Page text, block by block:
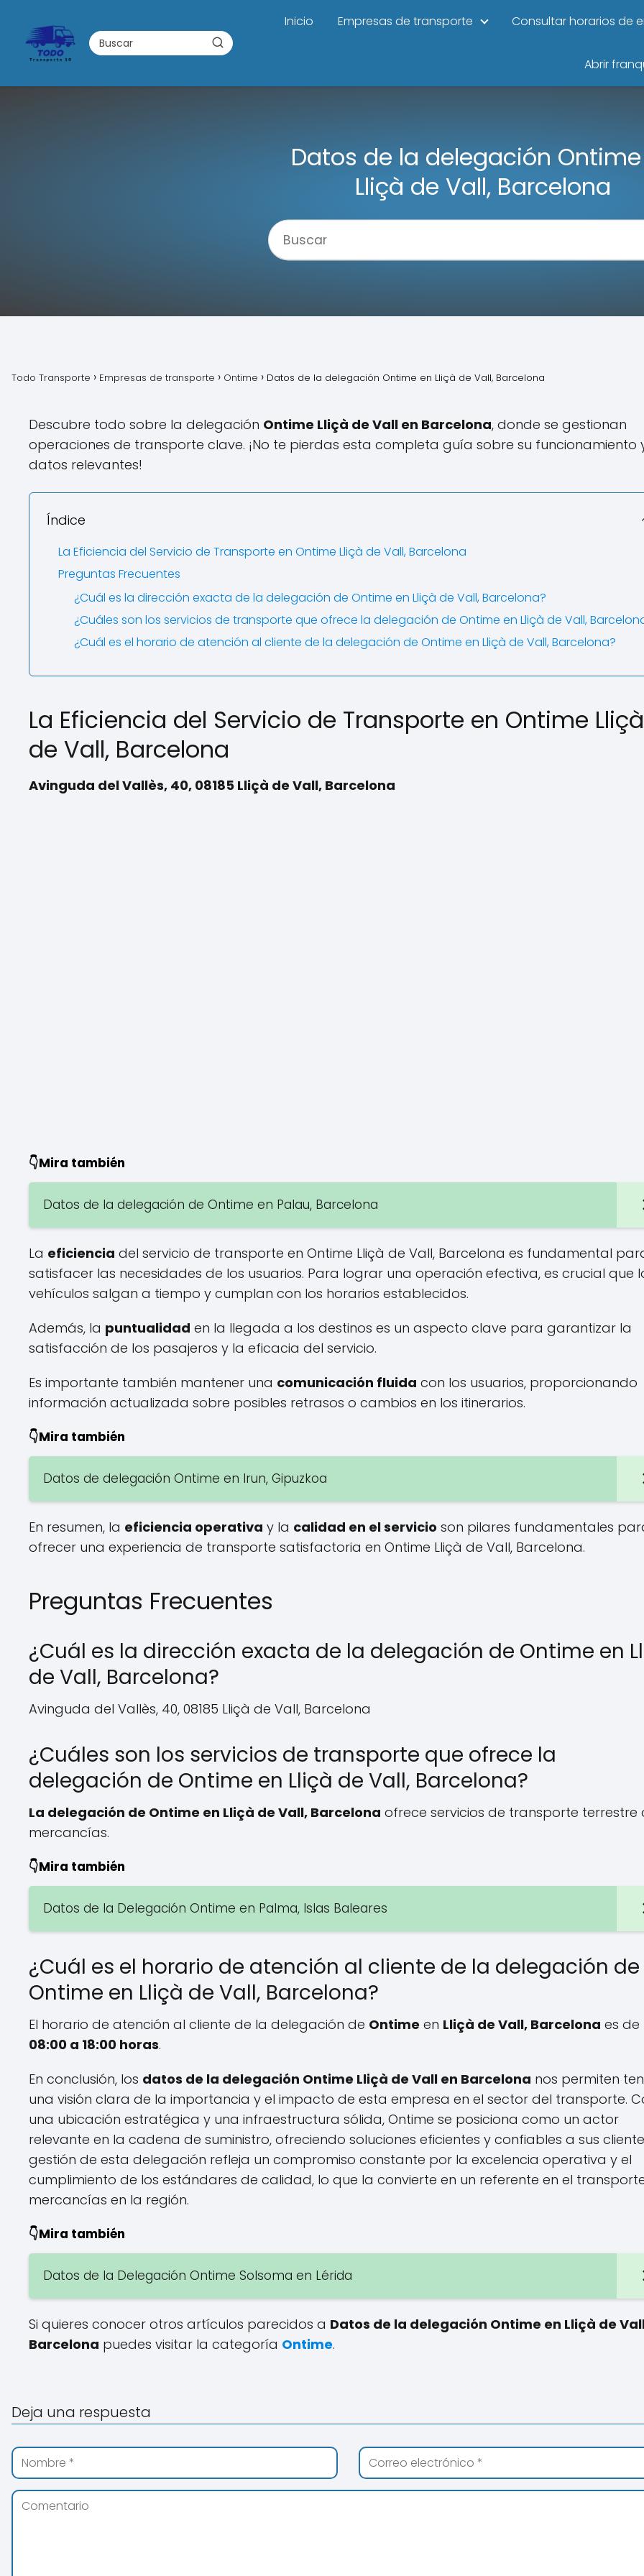
Inicio Empresas de transporte Consultar horarios de
Abrir
Datos de la delegación
Lliçà de Vall, Barcelona
Todo Transporte Empresas de transporte Ontime Datos de la delegación Ontime en Lliçà de Vall, Barcelona
Descubre todo sobre la delegación Ontime Lliçà de Vall en Barcelona, donde se gestionan
operaciones de transporte clave. ¡No te pierdas esta completa guía sobre su funcionamiento
datos relevantes!
Índice
La Eficiencia del Servicio de Transporte en Ontime Lliçà de Vall, Barcelona
Preguntas Frecuentes
¿Cuál es la dirección exacta de la delegación de Ontime en Lliçà de Vall, Barcelona?
¿Cuáles son los servicios de transporte que ofrece la delegación de Ontime en Lliçà de Vall,
¿Cuál es el horario de atención al cliente de la delegación de Ontime en Lliçà de Vall, Barcelona?
La Eficiencia del Servicio de Transporte en Ontime Lliçà
de Vall, Barcelona
Avinguda del Vallès, 40, 08185 Lliçà de Vall, Barcelona
👇Mira también
Datos de la delegación de Ontime en Palau, Barcelona
La eficiencia del servicio de transporte en Ontime Lliçà de Vall, Barcelona es fundamental
satisfacer las necesidades de los usuarios. Para lograr una operación efectiva, es crucial que
vehículos salgan a tiempo y cumplan con los horarios establecidos.
Además, la puntualidad en la llegada a los destinos es un aspecto clave para garantizar la
satisfacción de los pasajeros y la eficacia del servicio.
Es importante también mantener una comunicación fluida con los usuarios, proporcionando
información actualizada sobre posibles retrasos o cambios en los itinerarios.
👇Mira también
Datos de delegación Ontime en Irun, Gipuzkoa
En resumen, la eficiencia operativa y la calidad en el servicio son pilares fundamentales
ofrecer una experiencia de transporte satisfactoria en Ontime Lliçà de Vall, Barcelona.
Preguntas Frecuentes
¿Cuál es la dirección exacta de la delegación de Ontime en
de Vall, Barcelona?
Avinguda del Vallès, 40, 08185 Lliçà de Vall, Barcelona
¿Cuáles son los servicios de transporte que ofrece la
delegación de Ontime en Lliçà de Vall, Barcelona?
La delegación de Ontime en Lliçà de Vall, Barcelona ofrece servicios de transporte terrestre
mercancías.
👇Mira también
Datos de la Delegación Ontime en Palma, Islas Baleares
¿Cuál es el horario de atención al cliente de la delegación de
Ontime en Lliçà de Vall, Barcelona?
El horario de atención al cliente de la delegación de Ontime en Lliçà de Vall, Barcelona es de
08:00 a 18:00 horas.
En conclusión, los datos de la delegación Ontime Lliçà de Vall en Barcelona nos permiten
una visión clara de la importancia y el impacto de esta empresa en el sector del transporte.
una ubicación estratégica y una infraestructura sólida, Ontime se posiciona como un actor
relevante en la cadena de suministro, ofreciendo soluciones eficientes y confiables a sus
gestión de esta delegación refleja un compromiso constante por la excelencia operativa y el
cumplimiento de los estándares de calidad, lo que la convierte en un referente en el
mercancías en la región.
👇Mira también
Datos de la Delegación Ontime Solsoma en Lérida
Si quieres conocer otros artículos parecidos a Datos de la delegación Ontime en Lliçà de
Barcelona puedes visitar la categoría Ontime.
Deja una respuesta